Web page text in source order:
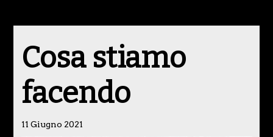
Cosa stiamo
facendo
11 Giugno 2021